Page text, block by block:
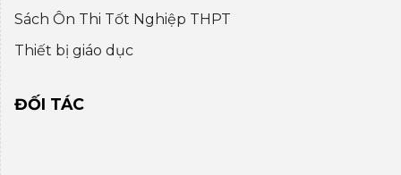
Sách Ôn Thi Tốt Nghiệp THPT
Thiết bị giáo dục
ĐỐI TÁC